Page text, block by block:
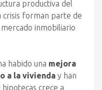
productiva del
crisis forman parte de
inmobiliario
habido una mejora
a la vivienda y han
hipotecas crece a